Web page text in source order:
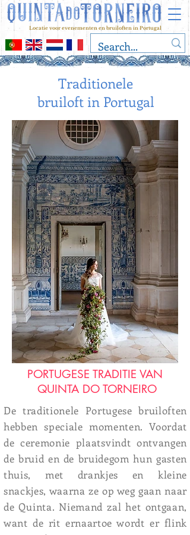
Locatie voor evenementen en bruiloften in Portugal
Traditionele
bruiloft in Portugal
PORTUGESE TRADITIE VAN
QUINTA DO TORNEIRO
De traditionele Portugese bruiloften
hebben speciale momenten. Voordat
de ceremonie plaatsvindt ontvangen
de bruid en de bruidegom hun gasten
thuis, met drankjes en kleine
snackjes, waarna ze op weg gaan naar
de Quinta. Niemand zal het ontgaan,
want de rit ernaartoe wordt er flink